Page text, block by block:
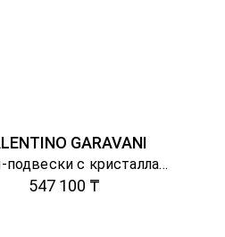
GARAVANI
Серьги-подвески с кристаллами
547 100 ₸